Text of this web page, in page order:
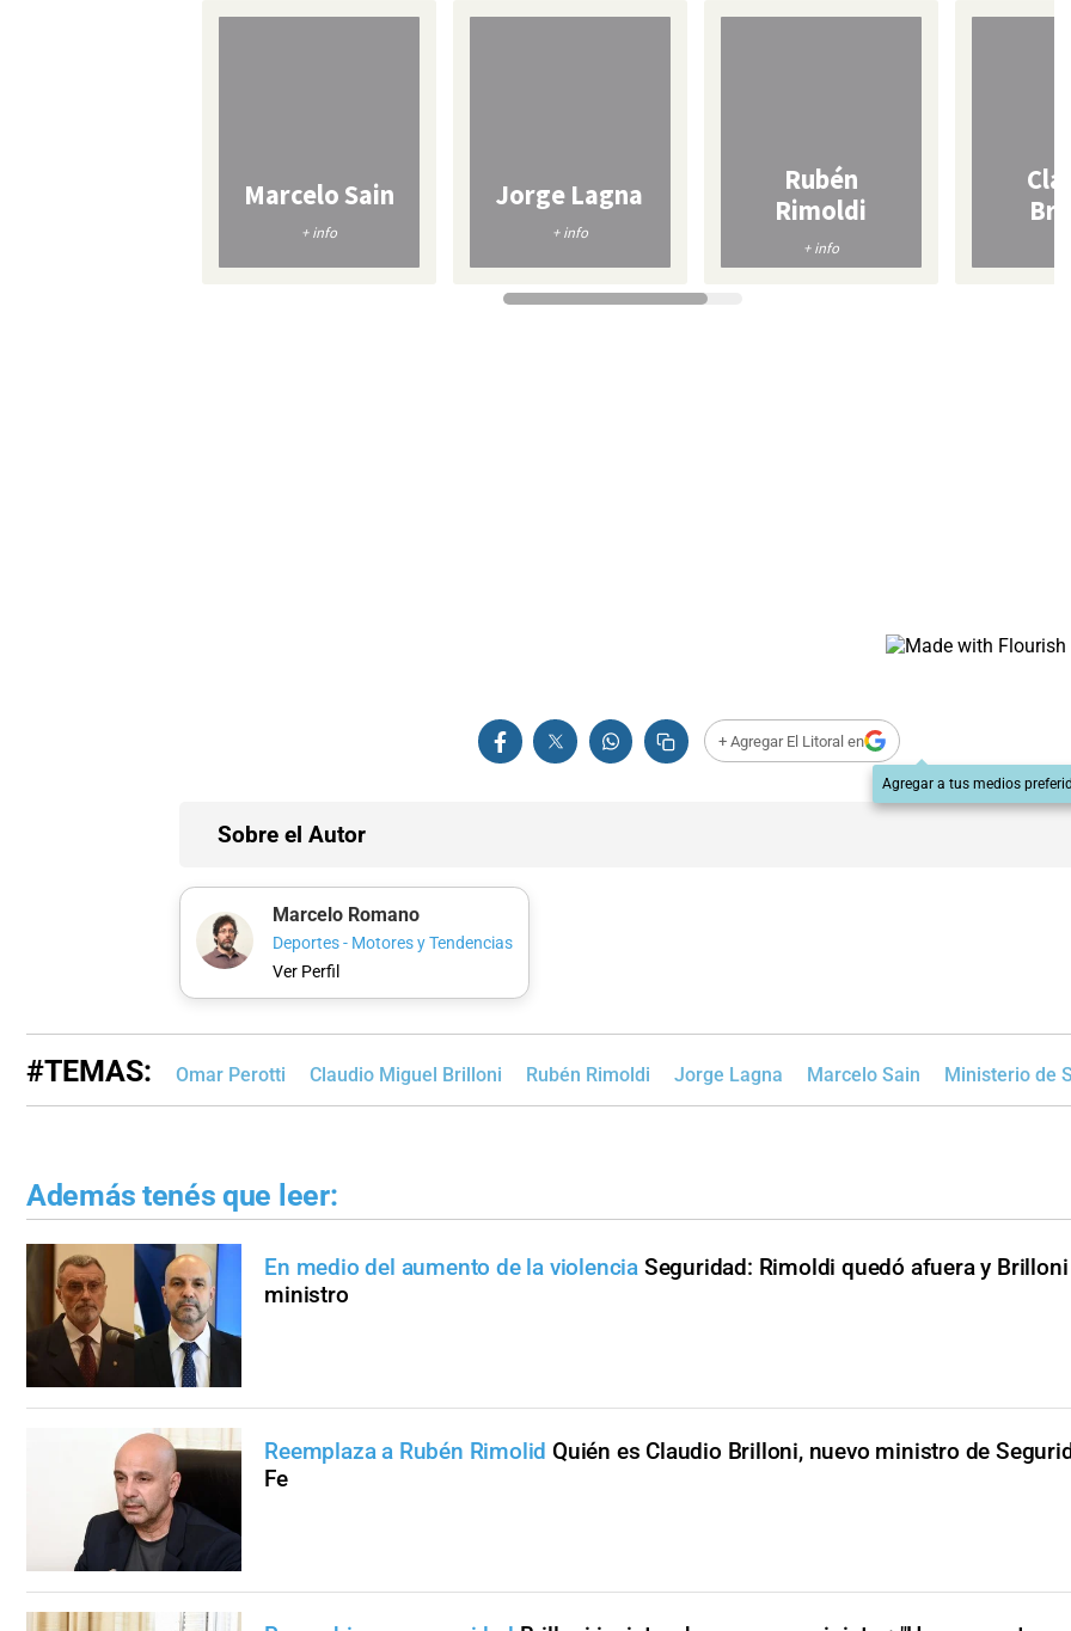
+ Agregar El Litoral en
Agregar a tus medios
Sobre el Autor
Marcelo Romano
Deportes - Motores y Tendencias
Ver Perfil
#TEMAS: Omar Perotti Claudio Miguel Brilloni Rubén Rimoldi Jorge Lagna Marcelo Sain Ministerio de
Además tenés que leer:
En medio del aumento de la violencia Seguridad: Rimoldi quedó afuera y
ministro
Reemplaza a Rubén Rimolid Quién es Claudio Brilloni, nuevo ministro de
Fe